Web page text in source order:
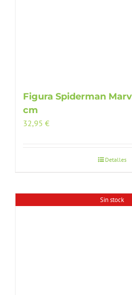
Figura Spiderman
cm
32,95 €
Detalles
Sin stock